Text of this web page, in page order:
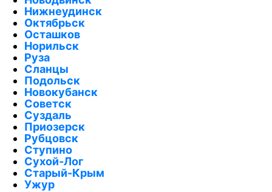
Нижнеудинск
Октябрьск
Осташков
Норильск
Руза
Сланцы
Подольск
Новокубанск
Советск
Суздаль
Приозерск
Рубцовск
Ступино
Сухой-Лог
Старый-Крым
Ужур